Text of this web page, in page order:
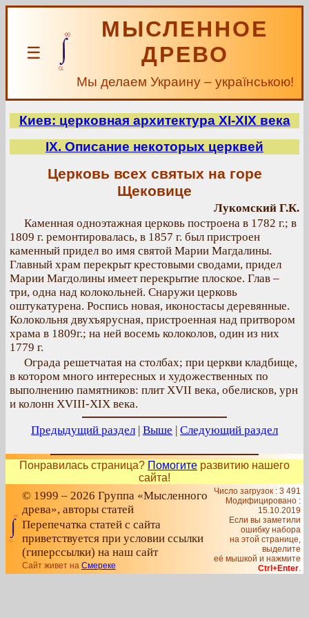
☰
МЫСЛЕННОЕ
ДРЕВО
Мы делаем Украину – українською!
Киев: церковная архитектура XI-XIX века
IX. Описание некоторых церквей
Церковь всех святых на горе
Щековице
Лукомский Г.К.
Каменная одноэтажная церковь построена в 1782 г.; в
1809 г. ремонтировалась, в 1857 г. был пристроен
каменный придел во имя святой Марии Магдалины.
Главный храм перекрыт крестовыми сводами, придел
Марии Магдолины имеет перекрытие плоское. Глав –
три, одна над колокольней. Снаружи церковь
оштукатурена. Роспись новая, иконостасы деревянные.
Колокольня двухъярусная, пристроенная над притвором
храма в 1809г.; на ней восемь колоколов, один из них
1779 г.
Ограда решетчатая на столбах; при церкви кладбище,
в котором много интересных и художественных по
выполнению памятников: плит XVII века, обелисков, урн
и колонн XVIII-XIX века.
Предыдущий раздел | Выше | Следующий раздел
Понравилась страница? Помогите развитию нашего
сайта!
© 1999 – 2026 Группа «Мысленного
древа», авторы статей
Перепечатка статей с сайта
приветствуется при условии ссылки
(гиперссылки) на наш сайт
Сайт живет на Смереке
Число загрузок : 3 491
Модифицировано :
15.10.2019
Если вы заметили
ошибку набора
на этой странице,
выделите
её мышкой и нажмите
Ctrl+Enter.